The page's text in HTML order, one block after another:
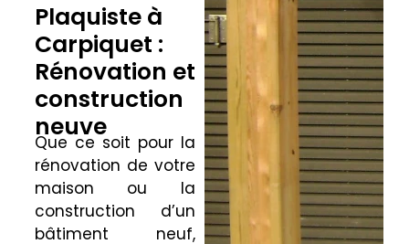
Plaquiste à
Carpiquet :
Rénovation et
construction
neuve
Que ce soit pour la
rénovation de votre
maison ou la
construction d’un
bâtiment neuf,